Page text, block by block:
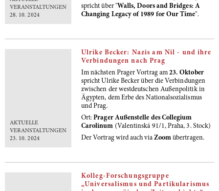
VERANSTALTUNGEN
28. 10. 2024
spricht über "Walls, Doors and Bridges: A
Changing Legacy of 1989 for Our Time".
AKTUELLE
VERANSTALTUNGEN
23. 10. 2024
Ulrike Becker: Nazis am Nil - und ihre
Verbindungen nach Prag
Im nächsten Prager Vortrag am23. Oktober
spricht Ulrike Becker über die Verbindungen
zwischen der westdeutschen Außenpolitik in
Ägypten, dem Erbe des Nationalsozialismus
und Prag.
Ort:Prager Außenstelle des Collegium
Carolinum (Valentinská 91/1, Praha, 3. Stock)
Der Vortrag wird auch via Zoomübertragen.
Kolleg-Forschungsgruppe
„Universalismus und Partikularismus